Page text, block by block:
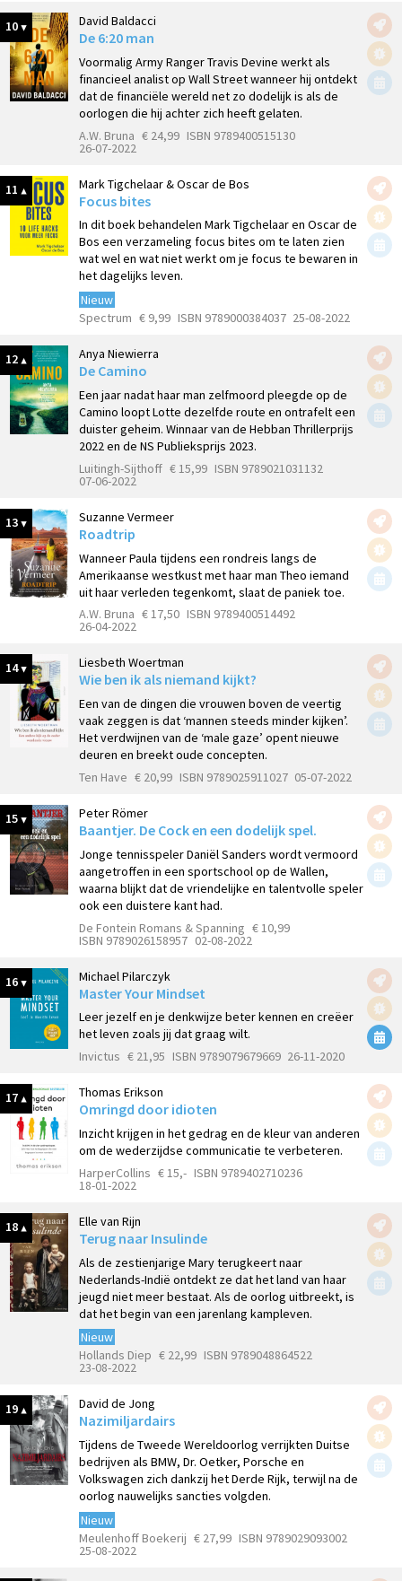
10 David Baldacci
De 6:20 man
Voormalig Army Ranger Travis Devine werkt als
financieel analist op Wall Street wanneer hij ontdekt
dat de financiële wereld net zo dodelijk is als de
oorlogen die hij achter zich heeft gelaten.
A.W. Bruna € 24,99 ISBN 9789400515130
26-07-2022
11 Mark Tigchelaar & Oscar de Bos
Focus bites
In dit boek behandelen Mark Tigchelaar en Oscar de
Bos een verzameling focus bites om te laten zien
wat wel en wat niet werkt om je focus te bewaren in
het dagelijks leven.
Nieuw
Spectrum € 9,99 ISBN 9789000384037 25-08-2022
12 Anya Niewierra
De Camino
Een jaar nadat haar man zelfmoord pleegde op de
Camino loopt Lotte dezelfde route en ontrafelt een
duister geheim. Winnaar van de Hebban Thrillerprijs
2022 en de NS Publieksprijs 2023.
Luitingh-Sijthoff € 15,99 ISBN 9789021031132
07-06-2022
13 Suzanne Vermeer
Roadtrip
Wanneer Paula tijdens een rondreis langs de
Amerikaanse westkust met haar man Theo iemand
uit haar verleden tegenkomt, slaat de paniek toe.
A.W. Bruna € 17,50 ISBN 9789400514492
26-04-2022
14 Liesbeth Woertman
Wie ben ik als niemand kijkt?
Een van de dingen die vrouwen boven de veertig
vaak zeggen is dat ‘mannen steeds minder kijken’.
Het verdwijnen van de ‘male gaze’ opent nieuwe
deuren en breekt oude concepten.
Ten Have € 20,99 ISBN 9789025911027 05-07-2022
15 Peter Römer
Baantjer. De Cock en een dodelijk spel.
Jonge tennisspeler Daniël Sanders wordt vermoord
aangetroffen in een sportschool op de Wallen,
waarna blijkt dat de vriendelijke en talentvolle speler
ook een duistere kant had.
De Fontein Romans & Spanning € 10,99
ISBN 9789026158957 02-08-2022
16 Michael Pilarczyk
Master Your Mindset
Leer jezelf en je denkwijze beter kennen en creëer
het leven zoals jij dat graag wilt.
Invictus € 21,95 ISBN 9789079679669 26-11-2020
17 Thomas Erikson
Omringd door idioten
Inzicht krijgen in het gedrag en de kleur van anderen
om de wederzijdse communicatie te verbeteren.
HarperCollins € 15,- ISBN 9789402710236
18-01-2022
18 Elle van Rijn
Terug naar Insulinde
Als de zestienjarige Mary terugkeert naar
Nederlands-Indië ontdekt ze dat het land van haar
jeugd niet meer bestaat. Als de oorlog uitbreekt, is
dat het begin van een jarenlang kampleven.
Nieuw
Hollands Diep € 22,99 ISBN 9789048864522
23-08-2022
19 David de Jong
Nazimiljardairs
Tijdens de Tweede Wereldoorlog verrijkten Duitse
bedrijven als BMW, Dr. Oetker, Porsche en
Volkswagen zich dankzij het Derde Rijk, terwijl na de
oorlog nauwelijks sancties volgden.
Nieuw
Meulenhoff Boekerij € 27,99 ISBN 9789029093002
25-08-2022